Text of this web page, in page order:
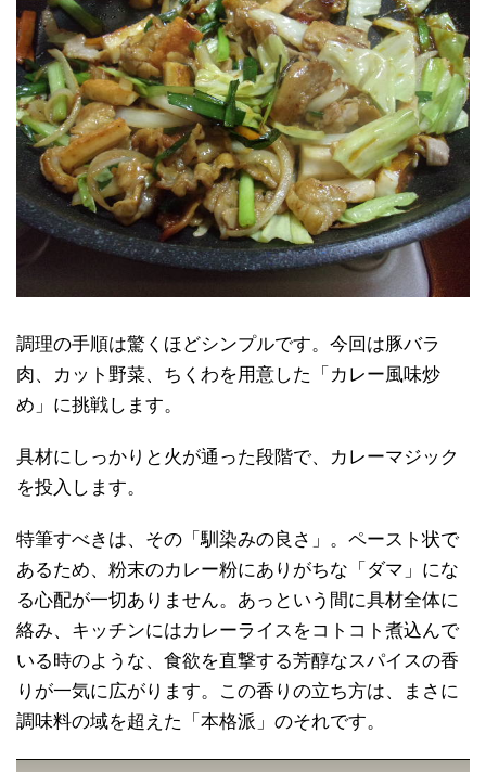
調理の手順は驚くほどシンプルです。今回は豚バラ
肉、カット野菜、ちくわを用意した「カレー風味炒
め」に挑戦します。
具材にしっかりと火が通った段階で、カレーマジック
を投入します。
特筆すべきは、その「馴染みの良さ」。ペースト状で
あるため、粉末のカレー粉にありがちな「ダマ」にな
る心配が一切ありません。あっという間に具材全体に
絡み、キッチンにはカレーライスをコトコト煮込んで
いる時のような、食欲を直撃する芳醇なスパイスの香
りが一気に広がります。この香りの立ち方は、まさに
調味料の域を超えた「本格派」のそれです。